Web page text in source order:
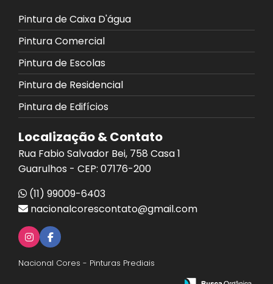
Pintura de Caixa D'água
Pintura Comercial
Pintura de Escolas
Pintura de Residencial
Pintura de Edifícios
Localização & Contato
Rua Fabio Salvador Bei, 758 Casa 1
Guarulhos - CEP: 07176-200
(11) 99009-6403
nacionalcorescontato@gmail.com
Nacional Cores - Pinturas Prediais